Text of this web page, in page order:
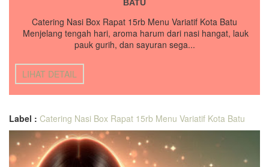
BATU
Catering Nasi Box Rapat 15rb Menu Variatif Kota Batu
Menjelang tengah hari, aroma harum dari nasi hangat, lauk
pauk gurih, dan sayuran sega...
LIHAT DETAIL
Label : Catering Nasi Box Rapat 15rb Menu Variatif Kota Batu